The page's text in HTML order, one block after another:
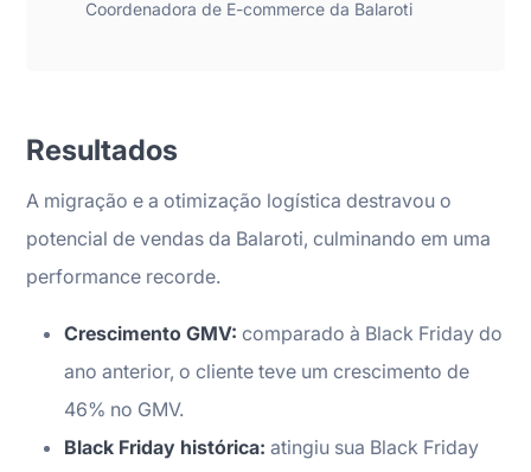
Coordenadora de E-commerce da Balaroti
Resultados
A migração e a otimização logística destravou o
potencial de vendas da Balaroti, culminando em uma
performance recorde.
Crescimento GMV: comparado à Black Friday do
ano anterior, o cliente teve um crescimento de
46% no GMV.
Black Friday histórica: atingiu sua Black Friday